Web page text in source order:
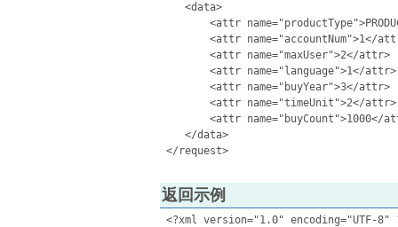
    <data>
<attr
<attr name="accountNum">1</
        <attr name="maxUser">2</attr>
        <attr name="language">1</attr>
        <attr name="buyYear">3</attr>
        <attr name="timeUnit">2</attr>
<attr name="buyCount">1000</
    </data>
返回示例
<?xml version="1.0" encoding="UTF-